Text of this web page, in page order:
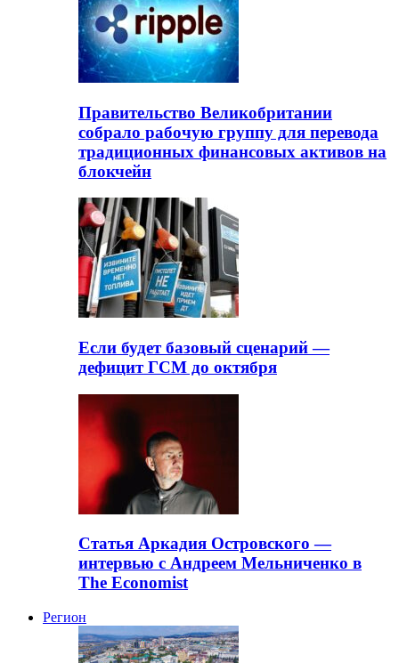
Правительство Великобритании
собрало рабочую группу для перевода
традиционных финансовых активов на
блокчейн
Если будет базовый сценарий —
дефицит ГСМ до октября
Статья Аркадия Островского —
интервью с Андреем Мельниченко в
The Economist
Регион